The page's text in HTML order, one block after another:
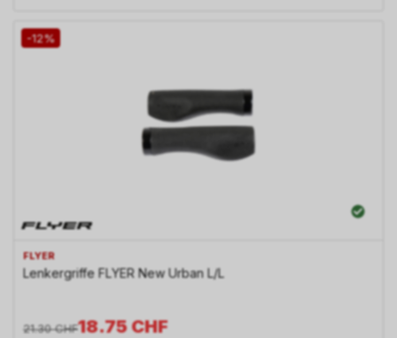
-12%
FLYER
Lenkergriffe FLYER New Urban L/L
18.75CHF
21.30 CHF